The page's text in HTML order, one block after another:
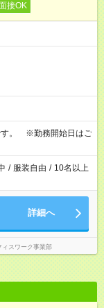
接OK
す。 ※勤務開始日はご
/ 服装自由 / 10名以上
詳細へ
スワーク事業部